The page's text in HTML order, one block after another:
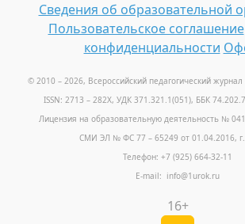
Сведения об образовательной
Пользовательское соглашение
конфиденциальности
© 2010 – 2026, Всероссийский педагогический
ISSN: 2713 – 282X, УДК 371.321.1(051), ББК
Лицензия на образовательную деятельность №
СМИ ЭЛ № ФС 77 – 65249 от 01.04.2016,
Телефон: +7 (925) 664-32-11
E-mail: info@1urok.ru
16+